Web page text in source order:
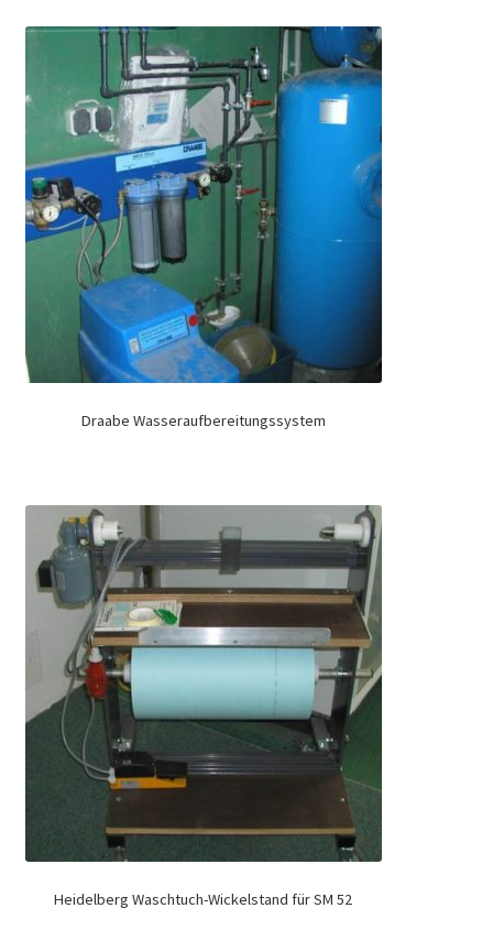
Draabe Wasseraufbereitungssystem
Heidelberg Waschtuch-Wickelstand für SM 52